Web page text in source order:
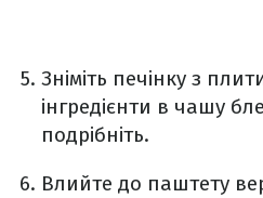
Зніміть печінку з
інгредієнти в чашу
подрібніть.
Влийте до паштету